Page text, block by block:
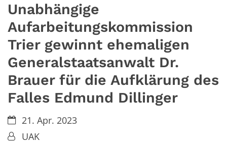
Unabhängige
Aufarbeitungskommission
Trier gewinnt ehemaligen
Generalstaatsanwalt Dr.
Brauer für die Aufklärung des
Falles Edmund Dillinger
Datum:21. Apr. 2023
Von:UAK